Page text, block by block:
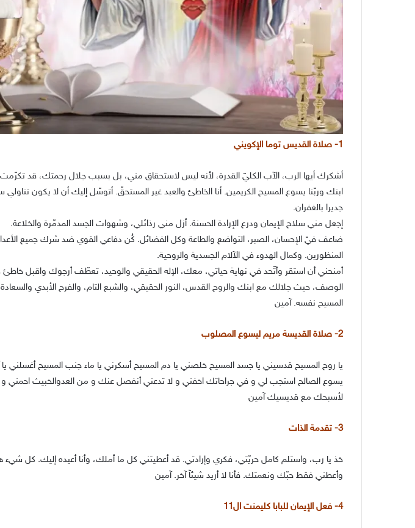
1- صلاة القديس توما الإكويني
أشكرك أيها الرب، الآب الكليّ القدرة، لأنه ليس لاستحقاق مني، بل بسبب جلال رحمتك، قد
ابنك وربّنا يسوع المسيح الكريمين. أنا الخاطئ والعبد غير المستحقّ. أتوسّل إليك أن لا يكون تناولي
جديرا بالغفران.
إجعل مني سلاح الإيمان ودرع الإرادة الحسنة. أزل مني رذائلي، وشهوات الجسد المدمّرة والخلاعة.
ضاعف فيّ الإحسان، الصبر، التواضع والطاعة وكل الفضائل. كُن دفاعي القوي ضد شرك جميع
المنظورين. وكمال الهدوء في الآلام الجسدية والروحية.
أمنحني أن استقر وأتّحد في نهاية حياتي، معك، الإله الحقيقي والوحيد، تعطّف أرجوك واقبل
الوصف، حيث جلالك مع ابنك والروح القدس، النور الحقيقي، والشبع التام، والفرح الأبدي والسعادة
المسيح نفسه. آمين
2- صلاة القديسة مريم ليسوع المصلوب
يا روح المسيح قدسيني يا جسد المسيح خلصني يا دم المسيح أسكرني يا ماء جنب المسيح أغسلني يا
يسوع الصالح استجب لي و في جراحاتك اخفني و لا تدعني أنفصل عنك و من العدوالخبيث احمني
لأسبحك مع قديسيك آمين
3- تقدمة الذات
خذ يا رب، واستلم كامل حريّتي، فكري وإرادتي. قد أعطيتني كل ما أملك، وأنا أعيده إليك. كل شيء
وأعطني فقط حبّك ونعمتك. فأنا لا أريد شيئاً آخر. آمين
4- فعل الإيمان للبابا كليمنت ال11